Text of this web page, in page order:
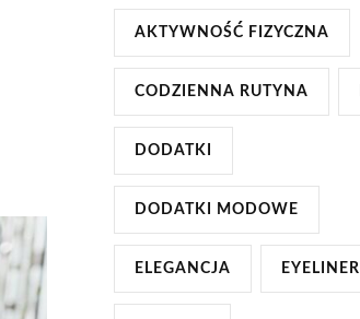
AKTYWNOŚĆ FIZYCZNA
CODZIENNA RUTYNA
DODATKI
DODATKI MODOWE
ELEGANCJA EYELINER